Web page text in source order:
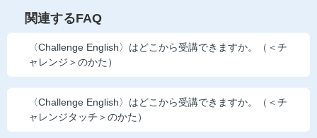
会員サイト(お子様用)はこちら
関連するFAQ
〈Challenge English〉はどこから受講できますか。（＜チ
ャレンジ＞のかた）
〈Challenge English〉はどこから受講できますか。（＜チ
ャレンジタッチ＞のかた）